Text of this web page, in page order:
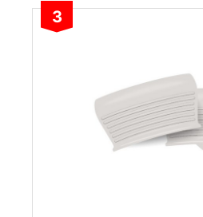
3